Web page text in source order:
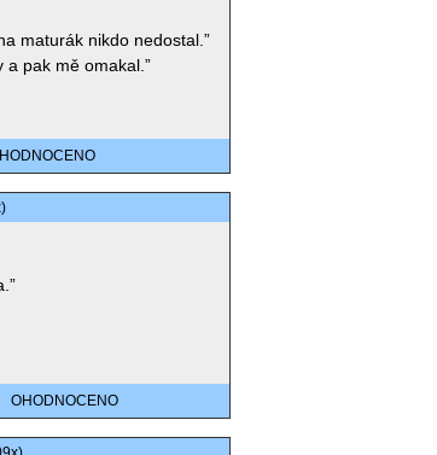
maturák nikdo nedostal.”
a pak mě omakal.”
OHODNOCENO